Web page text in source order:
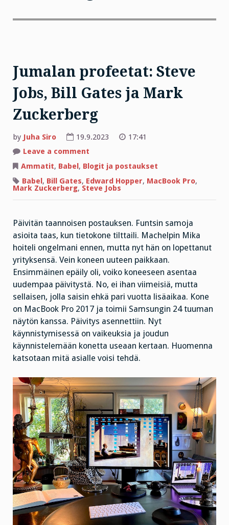
Jumalan profeetat: Steve
Jobs, Bill Gates ja Mark
Zuckerberg
by Juha Siro 19.9.2023
17:41
Leave a comment
profeetat:
Steve
Jobs,
Bill
Gates
Ammatit, Babel , Blogit ja postaukset
Babel, Bill Gates, Edward Hopper, MacBook Pro,
Mark Zuckerberg, Steve Jobs
Päivitän taannoisen postauksen. Funtsin samoja
asioita taas, kun tietokone tilttaili. Machelpin Mika
hoiteli ongelmani ennen, mutta nyt hän on lopettanut
yrityksensä. Vein koneen uuteen paikkaan.
Ensimmäinen epäily oli, voiko koneeseen asentaa
uudempaa päivitystä. No, ei ihan viimeisiä, mutta
sellaisen, jolla saisin ehkä pari vuotta lisäaikaa. Kone
on MacBook Pro 2017 ja toimii Samsungin 24 tuuman
näytön kanssa. Päivitys asennettiin. Nyt
käynnistymisessä on vaikeuksia ja joudun
käynnistelemään konetta useaan kertaan. Huomenna
katsotaan mitä asialle voisi tehdä.